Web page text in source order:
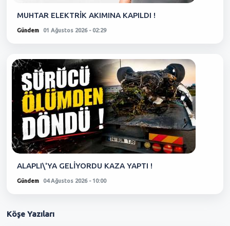
MUHTAR ELEKTRİK AKIMINA KAPILDI !
Gündem 01 Ağustos 2026 - 02:29
ALAPLI\'YA GELİYORDU KAZA YAPTI !
Gündem 04 Ağustos 2026 - 10:00
Köşe Yazıları